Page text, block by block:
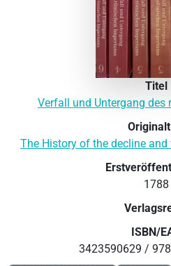
Titel
Verfall und Untergang des
The History of the decline
1788
ISBN/
3423590629 /